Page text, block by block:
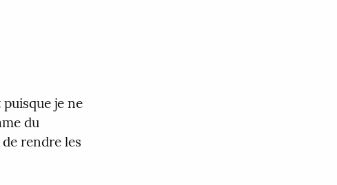
je ne
du
rendre les